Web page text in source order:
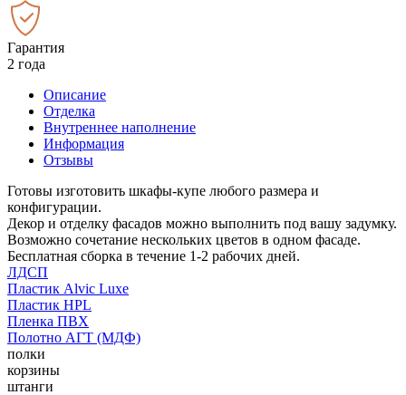
Гарантия
2 года
Описание
Отделка
Внутреннее наполнение
Информация
Отзывы
Готовы изготовить шкафы-купе любого размера и
конфигурации.
Декор и отделку фасадов можно выполнить под вашу задумку.
Возможно сочетание нескольких цветов в одном фасаде.
Бесплатная сборка в течение 1-2 рабочих дней.
ЛДСП
Пластик Alvic Luxe
Пластик HPL
Пленка ПВХ
Полотно АГТ (МДФ)
полки
корзины
штанги